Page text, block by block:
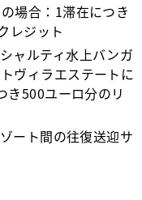
場合：1滞在につき
レジット
ャルティ水上バンガ
ヴィラエステートに
き500ユーロ分のリ
ート間の往復送迎サ